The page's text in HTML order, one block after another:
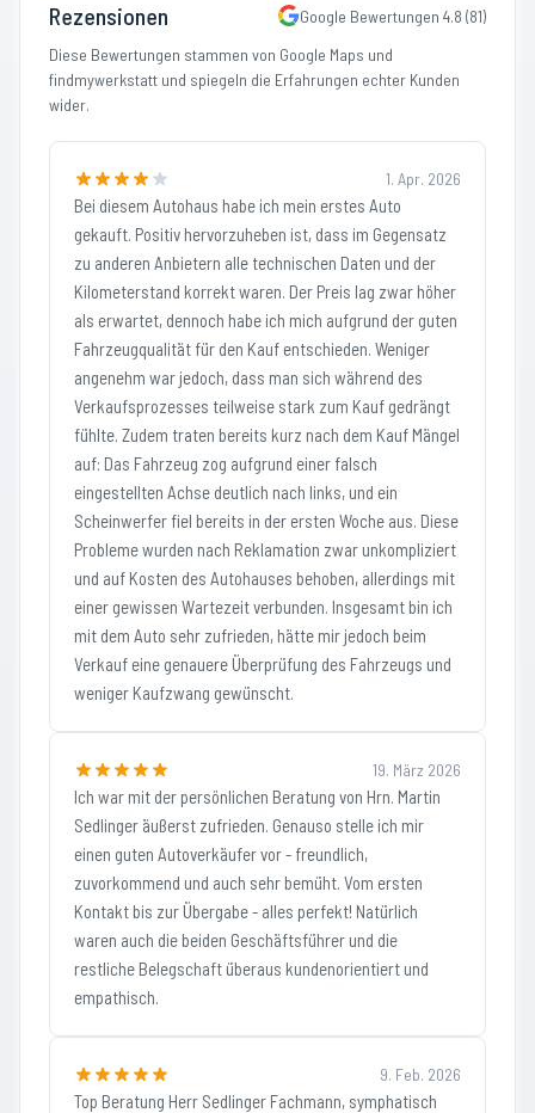
Rezensionen Google Bewertungen 4.8 (81)
Diese Bewertungen stammen von Google Maps und
findmywerkstatt und spiegeln die Erfahrungen echter Kunden
wider.
1. Apr. 2026
Bei diesem Autohaus habe ich mein erstes Auto
gekauft. Positiv hervorzuheben ist, dass im Gegensatz
zu anderen Anbietern alle technischen Daten und der
Kilometerstand korrekt waren. Der Preis lag zwar höher
als erwartet, dennoch habe ich mich aufgrund der guten
Fahrzeugqualität für den Kauf entschieden. Weniger
angenehm war jedoch, dass man sich während des
Verkaufsprozesses teilweise stark zum Kauf gedrängt
fühlte. Zudem traten bereits kurz nach dem Kauf Mängel
auf: Das Fahrzeug zog aufgrund einer falsch
eingestellten Achse deutlich nach links, und ein
Scheinwerfer fiel bereits in der ersten Woche aus. Diese
Probleme wurden nach Reklamation zwar unkompliziert
und auf Kosten des Autohauses behoben, allerdings mit
einer gewissen Wartezeit verbunden. Insgesamt bin ich
mit dem Auto sehr zufrieden, hätte mir jedoch beim
Verkauf eine genauere Überprüfung des Fahrzeugs und
weniger Kaufzwang gewünscht.
19. März 2026
Ich war mit der persönlichen Beratung von Hrn. Martin
Sedlinger äußerst zufrieden. Genauso stelle ich mir
einen guten Autoverkäufer vor - freundlich,
zuvorkommend und auch sehr bemüht. Vom ersten
Kontakt bis zur Übergabe - alles perfekt! Natürlich
waren auch die beiden Geschäftsführer und die
restliche Belegschaft überaus kundenorientiert und
empathisch.
9. Feb. 2026
Top Beratung Herr Sedlinger Fachmann, symphatisch